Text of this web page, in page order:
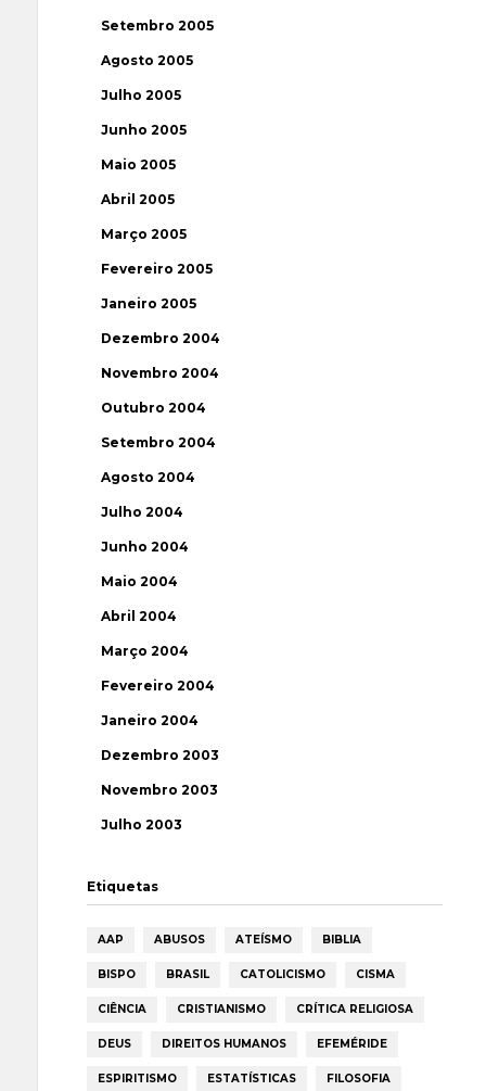
Setembro 2005
Agosto 2005
Julho 2005
Junho 2005
Maio 2005
Abril 2005
Março 2005
Fevereiro 2005
Janeiro 2005
Dezembro 2004
Novembro 2004
Outubro 2004
Setembro 2004
Agosto 2004
Julho 2004
Junho 2004
Maio 2004
Abril 2004
Março 2004
Fevereiro 2004
Janeiro 2004
Dezembro 2003
Novembro 2003
Julho 2003
Etiquetas
AAP ABUSOS ATEÍSMO BIBLIA
BISPO BRASIL CATOLICISMO CISMA
CIÊNCIA CRISTIANISMO CRÍTICA RELIGIOSA
DEUS DIREITOS HUMANOS EFEMÉRIDE
ESPIRITISMO ESTATÍSTICAS FILOSOFIA